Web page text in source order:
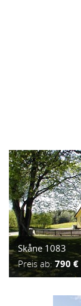
Skåne 1083
Preis ab: 790 €